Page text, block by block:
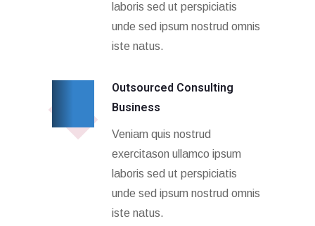
laboris sed ut perspiciatis
unde sed ipsum nostrud omnis
iste natus.
Outsourced Consulting
Business
Veniam quis nostrud
exercitason ullamco ipsum
laboris sed ut perspiciatis
unde sed ipsum nostrud omnis
iste natus.